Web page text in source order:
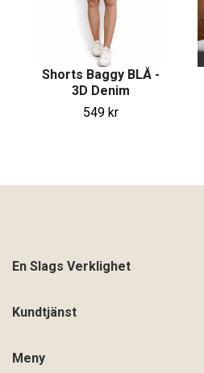
Shorts Baggy BLÅ -
3D Denim
549 kr
En Slags Verklighet
Kundtjänst
Meny